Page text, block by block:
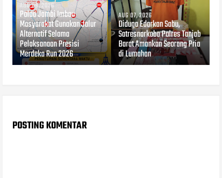
AUG 08, 2026
Polda Jambi Imbau
Masyarakat Gunakan Jalur
Alternatif Selama
Pelaksanaan Presisi
Merdeka Run 2026
AUG 07, 2026
Diduga Edarkan Sabu,
Satresnarkoba Polres Tanjab
Barat Amankan Seorang Pria
di Lumahan
POSTING KOMENTAR